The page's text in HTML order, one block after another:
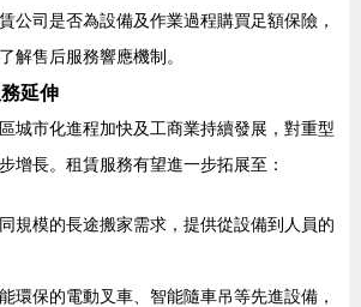
公司是否為設備及作業過程購買足額保險，
解售后服務響應機制。
延伸
城市化進程加快及工商業持續發展，對重型
增長。租賃服務有望進一步拓展至：
同規模的長途搬家需求，提供從設備到人員的
環保的電動叉車、智能隨車吊等先進設備，